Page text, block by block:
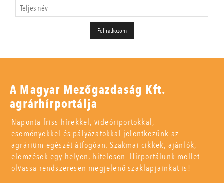
A Magyar Mezőgazdaság Kft.
agrárhírportálja
Naponta friss hírekkel, videóriportokkal,
eseményekkel és pályázatokkal jelentkezünk az
agrárium egészét átfogóan. Szakmai cikkek, ajánlók,
elemzések egy helyen, hitelesen. Hírportálunk mellet
olvassa rendszeresen megjelenő szaklapjainkat is!